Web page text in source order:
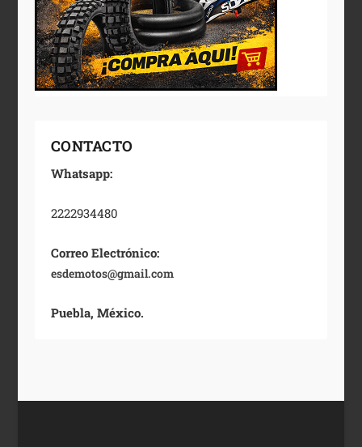
CONTACTO
Whatsapp:
2222934480
Correo Electrónico:
esdemotos@gmail.com
Puebla, México.